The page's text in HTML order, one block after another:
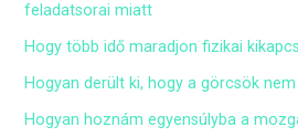
feladatsorai miatt
Hogy több idő maradjon fizikai
Hogyan derült ki, hogy a görcsök
Hogyan hoznám egyensúlyba a